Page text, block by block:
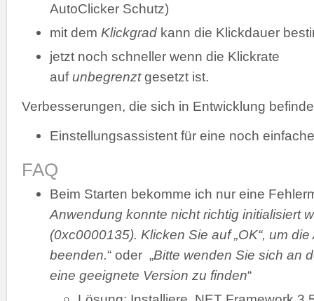
AutoClicker Schutz)
mit dem Klickgrad kann die Klickdauer
jetzt noch schneller wenn die Klickrate
aufunbegrenztgesetzt ist.
Verbesserungen, die sich in Entwicklung
Einstellungsassistent für eine noch
FAQ
Beim Starten bekomme ich nur eine
Anwendung konnte nicht richtig initialisiert
(0xc0000135). Klicken Sie auf „OK“, um
beenden.“ oder „Bitte wenden Sie sich an
eine geeignete Version zu finden“